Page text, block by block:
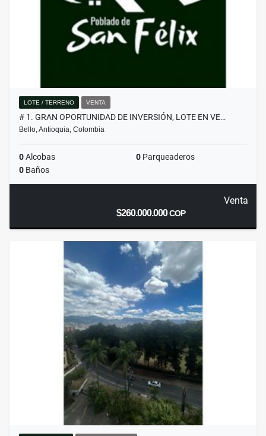
LOTE / TERRENO VENTA
# 1. GRAN OPORTUNIDAD DE INVERSIÓN, LOTE EN VE…
Bello, Antioquia, Colombia
0Alcobas 0 Parqueaderos
0 Baños
Venta
$260.000.000COP